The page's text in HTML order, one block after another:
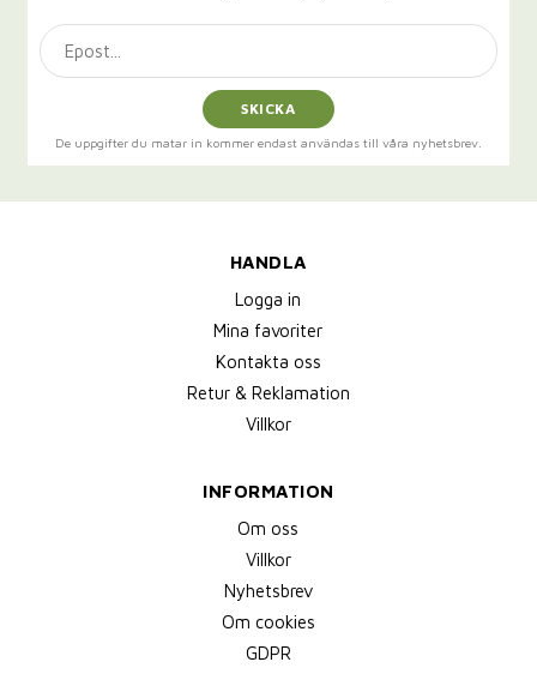
SKICKA
De uppgifter du matar in kommer endast användas till våra nyhetsbrev.
HANDLA
Logga in
Mina favoriter
Kontakta oss
Retur & Reklamation
Villkor
INFORMATION
Om oss
Villkor
Nyhetsbrev
Om cookies
GDPR